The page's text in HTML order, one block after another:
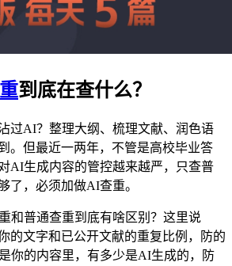
到底在查什么？
过AI？整理大纲、梳理文献、润色语
。但最近一两年，不管是高校毕业答
AI生成内容的管控越来越严，只查普
了，必须加做AI查重。
和普通查重到底有啥区别？这里说
的文字和已公开文献的重复比例，防的
你的内容里，有多少是AI生成的，防